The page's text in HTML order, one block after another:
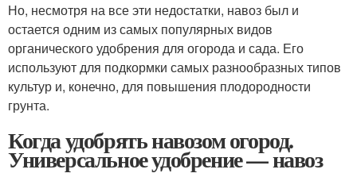
Но, несмотря на все эти недостатки, навоз был и
остается одним из самых популярных видов
органического удобрения для огорода и сада. Его
используют для подкормки самых разнообразных типов
культур и, конечно, для повышения плодородности
грунта.
Когда удобрять навозом огород.
Универсальное удобрение — навоз